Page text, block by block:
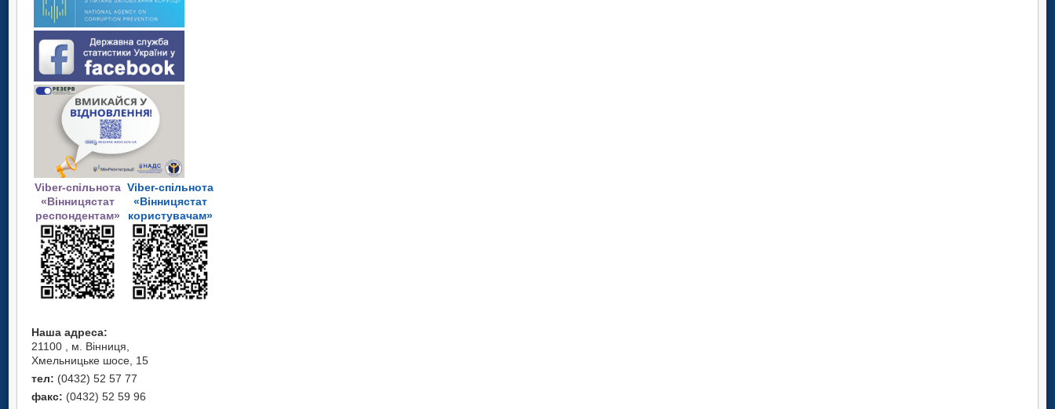
Viber-спільнота
«Вінницястат
респондентам»
Viber-спільнота
«Вінницястат
користувачам»
Наша адреса:
21100 , м. Вінниця,
Хмельницьке шосе, 15
тел: (0432) 52 57 77
факс: (0432) 52 59 96